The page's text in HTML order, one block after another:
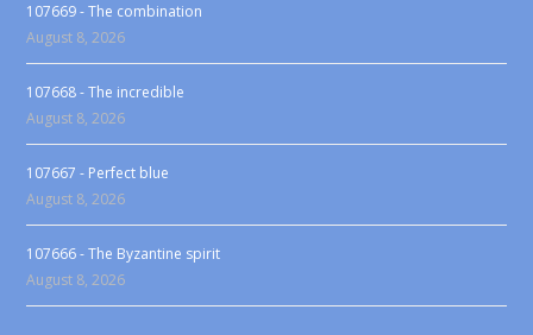
107669 - The combination
August 8, 2026
107668 - The incredible
August 8, 2026
107667 - Perfect blue
August 8, 2026
107666 - The Byzantine spirit
August 8, 2026